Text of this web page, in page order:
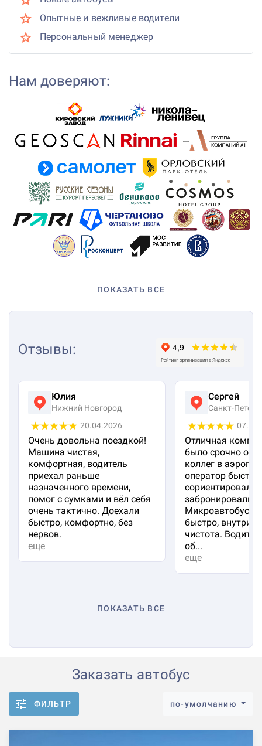
Опытные и вежливые водители
Персональный менеджер
Нам доверяют:
ПОКАЗАТЬ ВСЕ
Отзывы:
Юлия
Нижний Новгород
20.04.2026
Очень довольна поездкой!
Машина чистая,
комфортная, водитель
приехал раньше
назначенного времени,
помог с сумками и вёл себя
очень тактично. Доехали
быстро, комфортно, без
нервов.
еще
Сергей
Санкт-
Отличная
было срочно
коллег в
оператор быстро
сориентировал и
забронировали
Микроавтобус
быстро, внутри
чистота.
об...
еще
ПОКАЗАТЬ ВСЕ
Заказать автобус
ФИЛЬТР по-умолчанию